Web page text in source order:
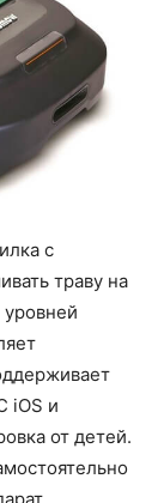
с
траву на
iOS и
от детей.